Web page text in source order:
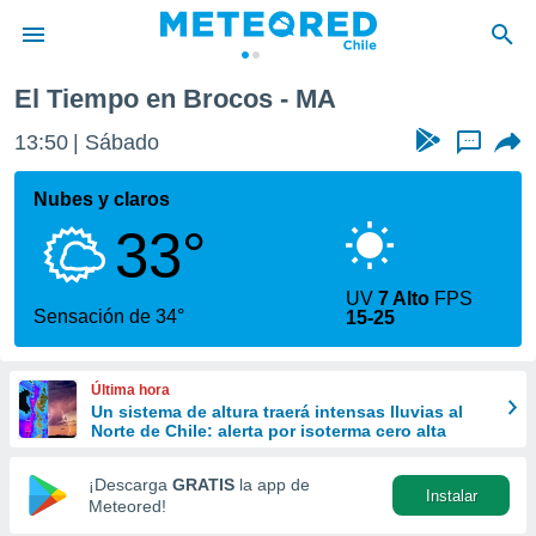
de
por
que se
calidad.
a este
las
y
forma
digital
basada
El Tiempo en Brocos - MA
13:50 Sábado ...
Nubes y claros
33°
Sensación de 34°
UV7 Alto FPS
15-25
Última hora
Un sistema de altura traerá intensas lluvias al
Norte de Chile: alerta por isoterma cero alta
¡Descarga GRATIS la app de
Meteored!
Instalar